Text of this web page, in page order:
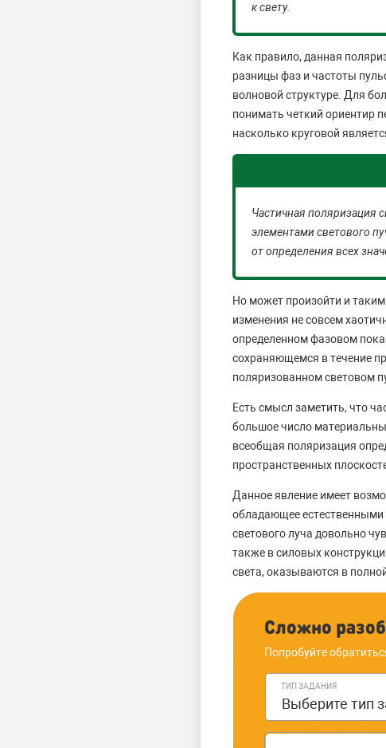
к свету.
Как правило, данная
разницы фаз и частоты
волновой структуре. Для
понимать четкий ориентир
насколько круговой
Частичная поляризация
элементами светового
от определения всех
Но может произойти и
изменения не совсем
определенном фазовом
сохраняющемся в течение
поляризованном световом
Есть смысл заметить, что
большое число
всеобщая поляризация
пространственных
Данное явление имеет
обладающее
светового луча довольно
также в силовых
света, оказываются в
Сложно
Попробуйте
ТИП ЗАДАНИЯ